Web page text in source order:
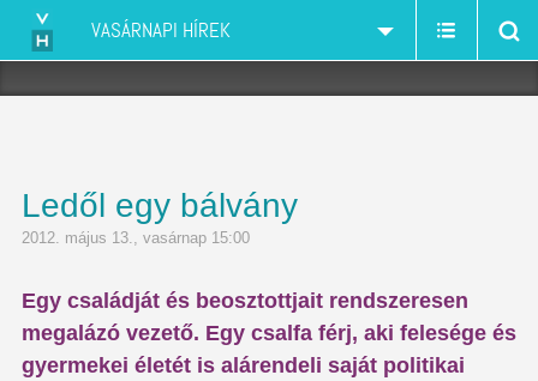
VASÁRNAPI HÍREK
Ledől egy bálvány
2012. május 13., vasárnap 15:00
Egy családját és beosztottjait rendszeresen
megalázó vezető. Egy csalfa férj, aki felesége és
gyermekei életét is alárendeli saját politikai